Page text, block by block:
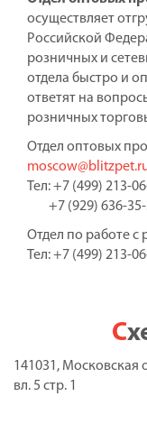
осуществляет
Российской
розничных и
отдела быстро и
ответят на
розничных
Отдел оптовых
Тел: +7 (499) 213-
+7 (929) 636-35-
Отдел по работе с
Тел: +7 (499) 213-
141031, Московская
вл. 5 стр. 1